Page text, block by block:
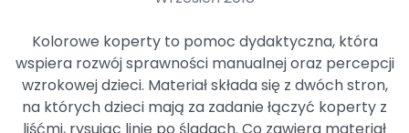
Kolorowe koperty to pomoc dydaktyczna, która
wspiera rozwój sprawności manualnej oraz percepcji
wzrokowej dzieci. Materiał składa się z dwóch stron,
na których dzieci mają za zadanie łączyć koperty z